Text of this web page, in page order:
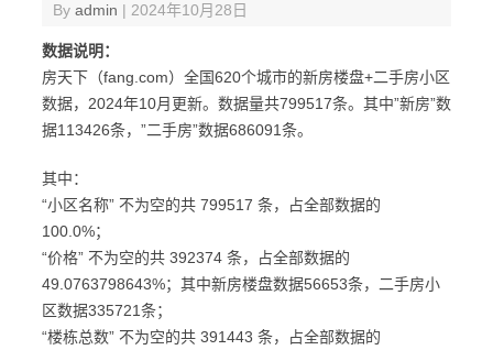
By admin | 2024年10月28日
数据说明：
房天下（fang.com）全国620个城市的新房楼盘+二手房小区
数据，2024年10月更新。数据量共799517条。其中”新房”数
据113426条，”二手房”数据686091条。
其中：
“小区名称” 不为空的共 799517 条，占全部数据的
100.0%；
“价格” 不为空的共 392374 条，占全部数据的
49.0763798643%；其中新房楼盘数据56653条，二手房小
区数据335721条；
“楼栋总数” 不为空的共 391443 条，占全部数据的